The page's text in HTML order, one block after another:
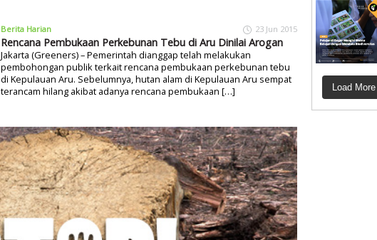
Berita Harian 23 Jun 2015
Rencana Pembukaan Perkebunan Tebu di Aru Dinilai Arogan
Jakarta (Greeners) – Pemerintah dianggap telah melakukan
pembohongan publik terkait rencana pembukaan perkebunan tebu
di Kepulauan Aru. Sebelumnya, hutan alam di Kepulauan Aru sempat
terancam hilang akibat adanya rencana pembukaan […]
Load More